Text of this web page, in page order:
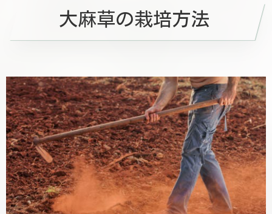
大麻草の栽培方法